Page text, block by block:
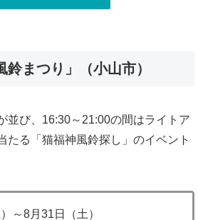
鈴まつり」（小山市）
並び、16:30～21:00の間はライトア
たる「猫福神風鈴探し」のイベント
～8月31日（土）